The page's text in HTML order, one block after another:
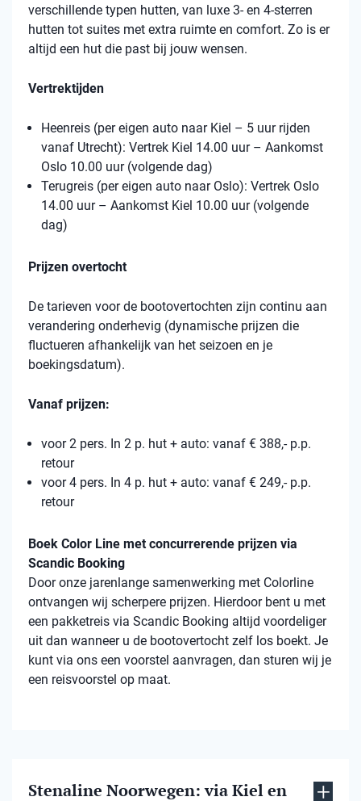
verschillende typen hutten, van luxe 3- en 4-sterren
hutten tot suites met extra ruimte en comfort. Zo is er
altijd een hut die past bij jouw wensen.
Vertrektijden
Heenreis (per eigen auto naar Kiel – 5 uur rijden
vanaf Utrecht): Vertrek Kiel 14.00 uur – Aankomst
Oslo 10.00 uur (volgende dag)
Terugreis (per eigen auto naar Oslo): Vertrek Oslo
14.00 uur – Aankomst Kiel 10.00 uur (volgende
dag)
Prijzen overtocht
De tarieven voor de bootovertochten zijn continu aan
verandering onderhevig (dynamische prijzen die
fluctueren afhankelijk van het seizoen en je
boekingsdatum).
Vanaf prijzen:
voor 2 pers. In 2 p. hut + auto: vanaf € 388,- p.p.
retour
voor 4 pers. In 4 p. hut + auto: vanaf € 249,- p.p.
retour
Boek Color Line met concurrerende prijzen via
Scandic Booking
Door onze jarenlange samenwerking met Colorline
ontvangen wij scherpere prijzen. Hierdoor bent u met
een pakketreis via Scandic Booking altijd voordeliger
uit dan wanneer u de bootovertocht zelf los boekt. Je
kunt via ons een voorstel aanvragen, dan sturen wij je
een reisvoorstel op maat.
Stenaline Noorwegen: via Kiel en